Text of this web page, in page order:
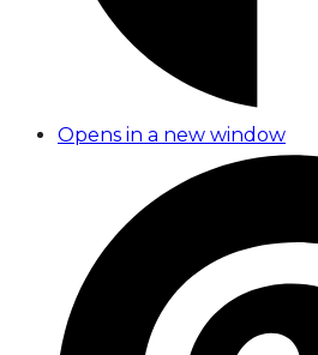
Opens in a new window